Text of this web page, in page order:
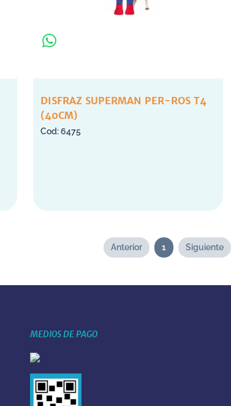
DISFRAZ SUPERMAN PER-ROS T4
(40CM)
6475
Anterior 1 Siguiente
MEDIOS DE PAGO